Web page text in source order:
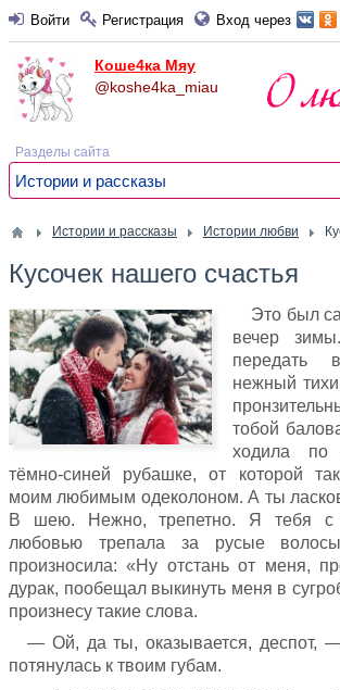
Войти Регистрация Вход через
Коше4ка Мяу
@koshe4ka_miau
Разделы сайта
Истории и рассказы
Истории и рассказы Истории любви
Кусочек нашего счастья
Это был
вечер
передать
нежный
тобой
ходила
тёмно-синей рубашке, от которой
моим любимым одеколоном. А ты
В шею. Нежно, трепетно. Я тебя с
любовью трепала за русые
произносила: «Ну отстань от меня,
дурак, пообещал выкинуть меня в
произнесу такие слова.
— Ой, да ты, оказывается, деспот,
потянулась к твоим губам.